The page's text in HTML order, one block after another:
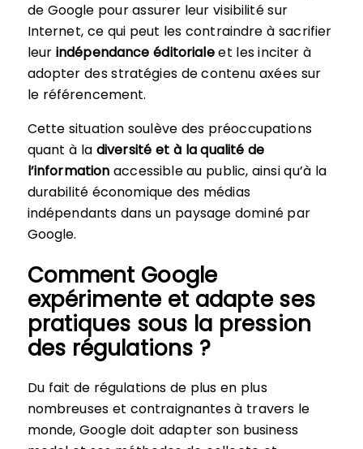
de Google pour assurer leur visibilité sur
Internet, ce qui peut les contraindre à sacrifier
leur indépendance éditorialeet les inciter à
adopter des stratégies de contenu axées sur
le référencement.
Cette situation soulève des préoccupations
quant à la diversité et à la qualité de
l’information accessible au public, ainsi qu’à la
durabilité économique des médias
indépendants dans un paysage dominé par
Google.
Comment Google
expérimente et adapte ses
pratiques sous la pression
des régulations ?
Du fait de régulations de plus en plus
nombreuses et contraignantes à travers le
monde, Google doit adapter son business